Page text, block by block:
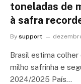
toneladas de
à safra
By support
Brasil estima
milho safrinha e
2024/2025 País…